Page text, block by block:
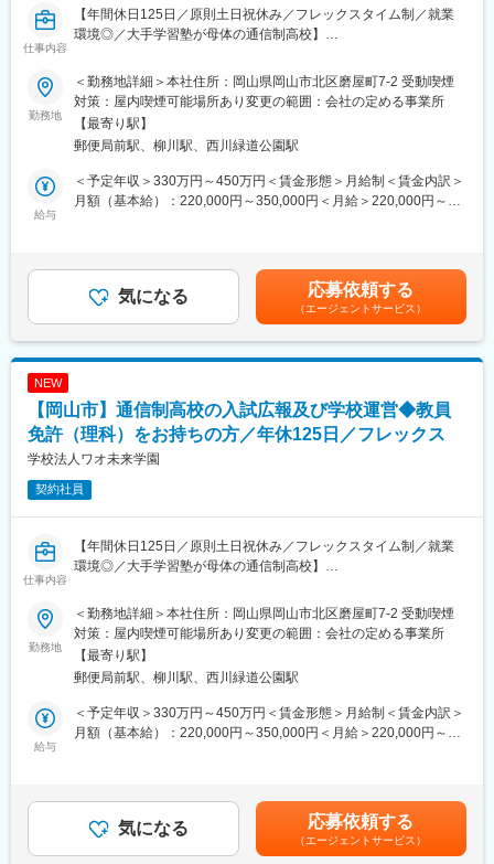
・テスト制作・運営、スクーリング運営など
https://www.wao.ed.jp/about/staff/
■特徴：
基本的にはバーチャルキャンパスで学校活動を行い、生徒のレポ
型のスクーリングがあり、生徒と直接関わることができます。ワ
オ高校の教員としての教養探究の授業を受け持ち、教員自身も生
同校は学校組織では珍しくフレックスタイム制を導入していま
す。また職員室内はフリーアドレスとなっており、教職員は最新
仕事内容
【年間休日125日／原則土日祝休み／フレックスタイム制／就業
環境◎／大手学習塾が母体の通信制高校】
■当校概要：
教養探究科目「哲学・科学・経済」の学びを中心に、対話とコミ
ュニケーションを重視したオンラインで学ぶ通信制高校です。
通常はバーチャルキャンパスにて、そして年２回のスクーリング
では岡山本校にて様々な教育活動行っています。
生徒の成長のために背中をひと押しできる理科の教員免許をお持
ちの教員を募集しています。
す。
・全国で実施される合同相談会での入学相談
・生徒募集のための公式サイトの更新
・SNSや動画によるプロモーション活動
・帰国子女市場など、通信制高校以外のマーケットに対しての具
◇学校運営とは
・オンライン上での生徒対応やレポート指導、学習進捗管理
・テスト制作・運営、スクーリング運営
・教科書以外にも英検対策などの指導
・高校留学と海外大学進学の進路サポートなど
■教職員紹介：
https://www.wao.ed.jp/about/staff/
ートやテストをICTを活用し添削いたします。また、年に数回宿泊
型のスクーリングがあり、生徒と直接関わることができます。ワ
オ高校の教員としての教養探究の授業を受け持ち、教員自身も生
勤務地
＜勤務地詳細＞本社住所：岡山県岡山市北区磨屋町7-2 受動喫煙
対策：屋内喫煙可能場所あり変更の範囲：会社の定める事業所
【最寄り駅】
郵便局前駅、柳川駅、西川緑道公園駅
給与
＜予定年収＞330万円～450万円＜賃金形態＞月給制＜賃金内訳＞
月額（基本給）：220,000円～350,000円＜月給＞220,000円～
り。/6月、12月)■昇給：年1回賃金はあくまでも目安の金額であ
り、選考を通じて上下する可能性があります。月給(月額)は固定手
当を含めた表記です。
気になる 応募依頼する
（エージェントサービス）
NEW
【岡山市】通信制高校の入試広報及び学校運営◆教員
免許（理科）をお持ちの方／年休125日／フレックス
学校法人ワオ未来学園
契約社員
仕事内容
【年間休日125日／原則土日祝休み／フレックスタイム制／就業
環境◎／大手学習塾が母体の通信制高校】
■当校概要：
教養探究科目「哲学・科学・経済」の学びを中心に、対話とコミ
ュニケーションを重視したオンラインで学ぶ通信制高校です。
通常はバーチャルキャンパスにて、そして年２回のスクーリング
では岡山本校にて様々な教育活動行っています。
生徒の成長のために背中をひと押しできる理科の教員免許をお持
ちの教員を募集しています。
す。
勤務地
＜勤務地詳細＞本社住所：岡山県岡山市北区磨屋町7-2 受動喫煙
対策：屋内喫煙可能場所あり変更の範囲：会社の定める事業所
【最寄り駅】
郵便局前駅、柳川駅、西川緑道公園駅
給与
＜予定年収＞330万円～450万円＜賃金形態＞月給制＜賃金内訳＞
月額（基本給）：220,000円～350,000円＜月給＞220,000円～
り。/6月、12月)■昇給：年1回賃金はあくまでも目安の金額であ
り、選考を通じて上下する可能性があります。月給(月額)は固定手
当を含めた表記です。
気になる 応募依頼する
（エージェントサービス）